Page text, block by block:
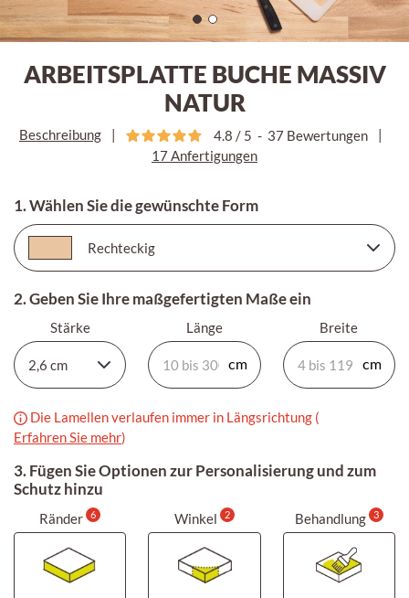
ARBEITSPLATTE BUCHE MASSIV
NATUR
Beschreibung 4.8 / 5 - 37 Bewertungen
17 Anfertigungen
1. Wählen Sie die gewünschte Form
2. Geben Sie Ihre maßgefertigten Maße ein
Stärke Länge Breite
Die Lamellen verlaufen immer in Längsrichtung (
Erfahren Sie mehr)
3. Fügen Sie Optionen zur Personalisierung und zum
Schutz hinzu
Ränder 6 Winkel 2 Behandlung 3